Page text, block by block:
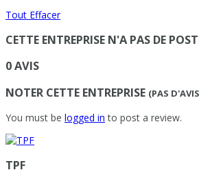
Tout Effacer
CETTE ENTREPRISE N'A PAS DE
0 AVIS
NOTER CETTE ENTREPRISE (PAS
You must be logged in to post a review.
TPF